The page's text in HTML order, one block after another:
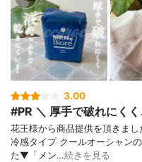
3.00
#PR ＼ 厚手で破れにく
花王様から商品提供を頂きま
冷感タイプ クールオーシャン
た⁡⁡▼⁡「メン…続きを見る